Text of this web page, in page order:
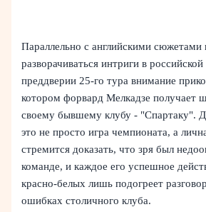
Параллельно с английскими
разворачиваться интриги в
преддверии 25‑го тура внимание
котором форвард Мелкадзе получает
своему бывшему клубу - "Спартаку".
это не просто игра чемпионата, а
стремится доказать, что зря был
команде, и каждое его успешное
красно‑белых лишь подогреет
ошибках столичного клуба.